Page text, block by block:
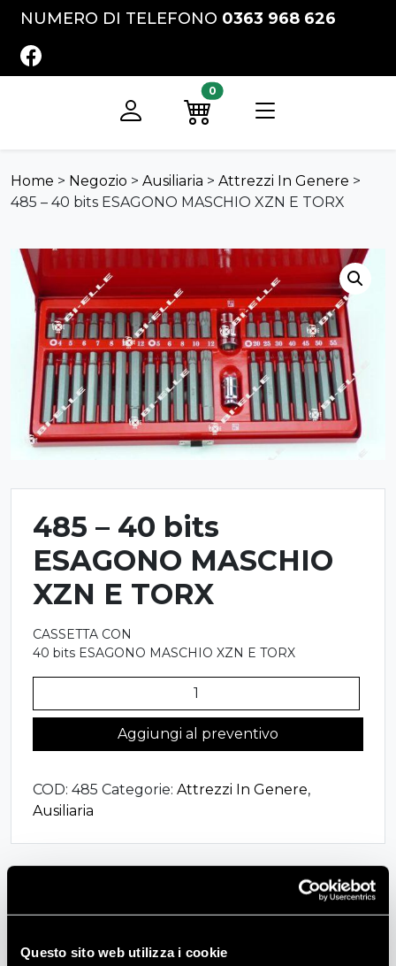
Questo sito web utilizza i cookie
Vai al contenuto
NUMERO DI TELEFONO 0363 968 626
FACEBOOK
Registrati Preventivo
0
Home > Negozio > Ausiliaria > Attrezzi In Genere >
485 – 40 bits ESAGONO MASCHIO XZN E TORX
485 – 40 bits
ESAGONO MASCHIO
XZN E TORX
CASSETTA CON
40 bits ESAGONO MASCHIO XZN E TORX
-
bits
MASCHIO
XZN
Aggiungi al preventivo
COD: 485 Categorie: Attrezzi In Genere,
Ausiliaria
40 bits ESAGONO MASCHIO XZN E TORX